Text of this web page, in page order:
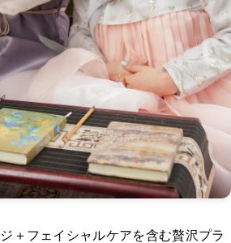
＋フェイシャルケアを含む贅沢プラ